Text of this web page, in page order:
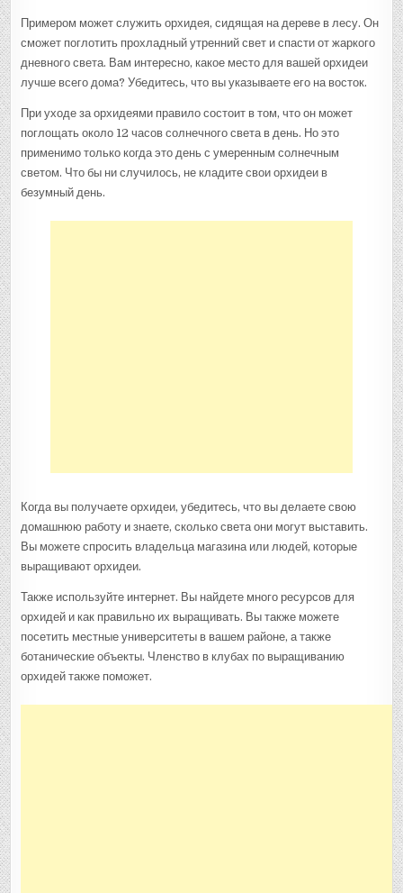
Примером может служить орхидея, сидящая на дереве в лесу. Он
сможет поглотить прохладный утренний свет и спасти от жаркого
дневного света. Вам интересно, какое место для вашей орхидеи
лучше всего дома? Убедитесь, что вы указываете его на восток.
При уходе за орхидеями правило состоит в том, что он может
поглощать около 12 часов солнечного света в день. Но это
применимо только когда это день с умеренным солнечным
светом. Что бы ни случилось, не кладите свои орхидеи в
безумный день.
Когда вы получаете орхидеи, убедитесь, что вы делаете свою
домашнюю работу и знаете, сколько света они могут выставить.
Вы можете спросить владельца магазина или людей, которые
выращивают орхидеи.
Также используйте интернет. Вы найдете много ресурсов для
орхидей и как правильно их выращивать. Вы также можете
посетить местные университеты в вашем районе, а также
ботанические объекты. Членство в клубах по выращиванию
орхидей также поможет.